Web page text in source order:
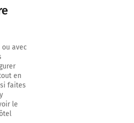
avec
en
faites
le